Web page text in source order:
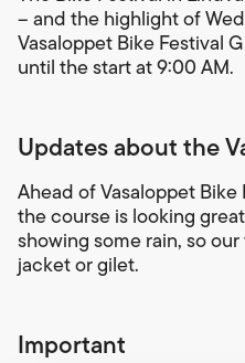
– and the highlight of
Vasaloppet Bike Festival
until the start at 9:00 AM.
Updates about the
Ahead of Vasaloppet Bike
the course is looking
showing some rain, so
jacket or gilet.
Important